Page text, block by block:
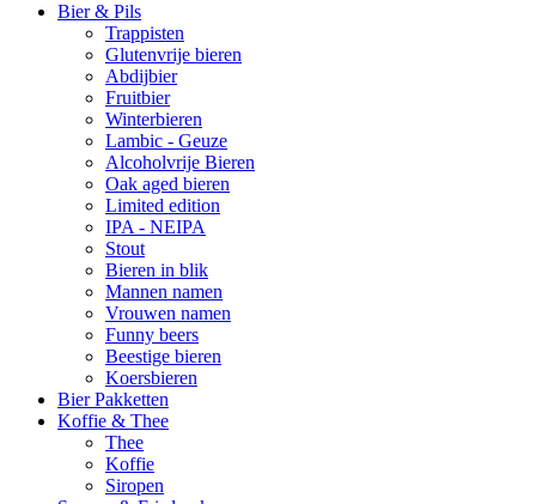
Bier & Pils
Trappisten
Glutenvrije bieren
Abdijbier
Fruitbier
Winterbieren
Lambic - Geuze
Alcoholvrije Bieren
Oak aged bieren
Limited edition
IPA - NEIPA
Stout
Bieren in blik
Mannen namen
Vrouwen namen
Funny beers
Beestige bieren
Koersbieren
Bier Pakketten
Koffie & Thee
Thee
Koffie
Siropen